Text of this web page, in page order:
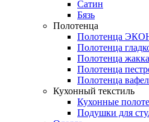
Сатин
Бязь
Полотенца
Полотенца
Полотенца
Полотенца
Полотенца
Полотенца
Кухонный текстиль
Кухонные
Подушки для